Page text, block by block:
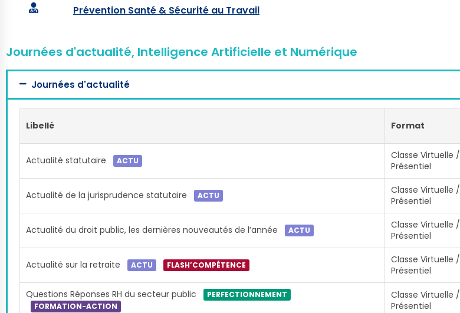
Prévention Santé & Sécurité au Travail
Journées d'actualité, Intelligence Artificielle et Numérique
Journées d'actualité
Libellé Format
Actualité statutaire ACTU
Classe Virtuelle /
Présentiel
Actualité de la jurisprudence statutaire ACTU
Classe Virtuelle /
Présentiel
Actualité du droit public, les dernières nouveautés de l’année ACTU
Classe Virtuelle /
Présentiel
Actualité sur la retraite ACTU FLASH’COMPÉTENCE
Classe Virtuelle /
Présentiel
Questions Réponses RH du secteur public
PERFECTIONNEMENT
FORMATION-ACTION
Classe Virtuelle /
Présentiel